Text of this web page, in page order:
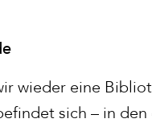
wieder eine
sich – in den